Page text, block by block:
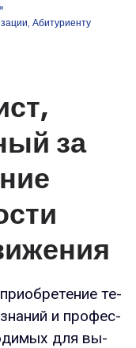
, Абитуриенту
за
те­
и про­фес­
для вы­